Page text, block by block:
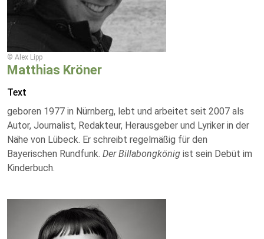
© Alex Lipp
Matthias Kröner
Text
geboren 1977 in Nürnberg, lebt und arbeitet seit 2007 als
Autor, Journalist, Redakteur, Herausgeber und Lyriker in der
Nähe von Lübeck. Er schreibt regelmäßig für den
Bayerischen Rundfunk. Der Billabongkönig ist sein Debüt im
Kinderbuch.